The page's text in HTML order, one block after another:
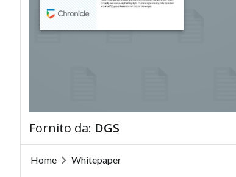
Fornito da: DGS
Home Whitepaper